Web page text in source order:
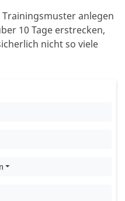
anlegen
10 Tage erstrecken,
nicht so viele